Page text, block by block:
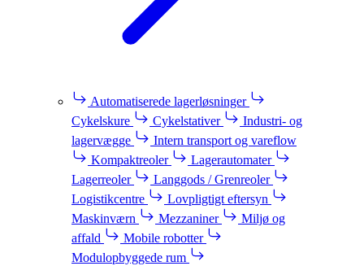
Automatiserede lagerløsninger
Cykelskure
Cykelstativer
Industri- og
lagervægge
Intern transport og vareflow
Kompaktreoler
Lagerautomater
Lagerreoler
Langgods / Grenreoler
Logistikcentre
Lovpligtigt eftersyn
Maskinværn
Mezzaniner
Miljø og
affald
Mobile robotter
Modulopbyggede rum